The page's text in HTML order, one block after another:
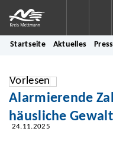
Startseite Aktuelles
Vorlesen
Alarmierende
häusliche
24.11.2025